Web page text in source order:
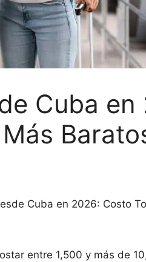
Cuba
Cuba en 2026: Costo
entre 1,500 y más de